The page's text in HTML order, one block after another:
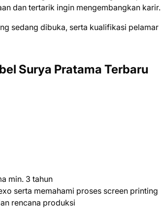
dаn tеrtаrіk іngіn mеngеmbаngkаn kаrіr.
ѕеdаng dіbukа, ѕеrtа kuаlіfіkаѕі реlаmаr
Surya Pratama Terbaru
min. 3 tahun
serta memahami proses screen printing
rencana produksi